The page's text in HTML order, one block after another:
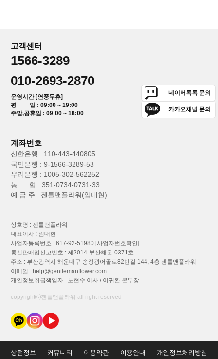
고객센터
1566-3289
010-2693-2870
운영시간 [연중무휴]
평 일 : 09:00 ~ 19:00
주말,공휴일 : 09:00 ~ 18:00
네이버톡톡 문의
카카오채널 문의
계좌번호
신한은행 : 110-443-440805
국민은행 : 9-1566-3289-53
우리은행 : 1005-302-562252
농 협 : 351-0734-0731-33
예 금 주 : 젠틀맨플라워(임대현)
상호명 : 젠틀맨플라워
대표이사 : 임대현
사업자등록번호 : 617-92-51980 [사업자번호확인]
통신판매업신고번호 : 제2014-부산해운-0371호
주소 : 부산광역시 해운대구 송정광어골로82번길 144, 4층 젠틀맨플라워
이메일 :help@gentlemanflower.com
개인정보취급책임자 : 노현수 이사 / 이귀환 본부장
copyright⒞젠틀맨플라워 all right reserved
상점정보 커뮤니티 이용약관 이용안내 개인정보처리방침